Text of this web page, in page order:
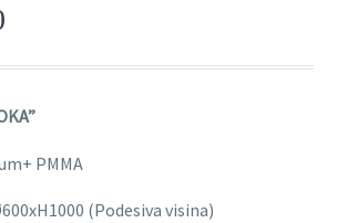
PMMA
(Podesiva visina)